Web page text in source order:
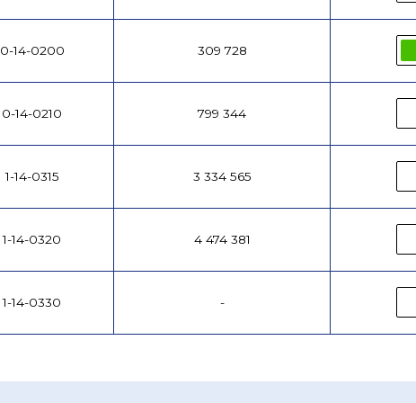
0-14-0200 309 728
0-14-0210 799 344
1-14-0315 3 334 565
1-14-0320 4 474 381
1-14-0330 -